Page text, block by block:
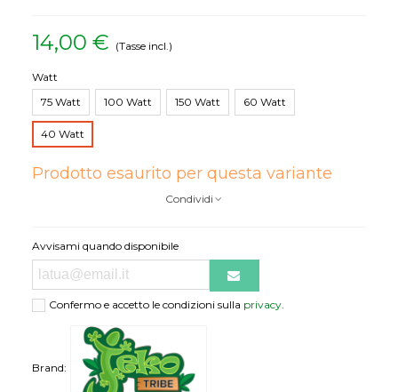
14,00 € (Tasse incl.)
Watt
75 Watt
100 Watt 150 Watt 60 Watt
40 Watt
Prodotto esaurito per questa variante
Condividi
Avvisami quando disponibile
Confermo e accetto le condizioni sulla privacy.
Brand: